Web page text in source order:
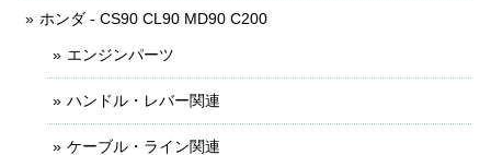
ホンダ - CS90 CL90 MD90 C200
エンジンパーツ
ハンドル・レバー関連
ケーブル・ライン関連